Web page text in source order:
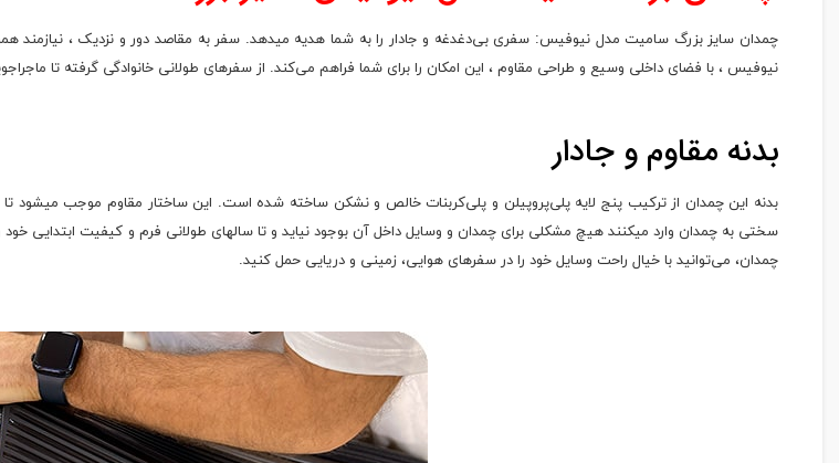
چمدان سایز بزرگ سامیت مدل نیوفیس: سفری بی‌دغدغه و جادار را به شما هدیه میدهد. سفر به مقاصد دور و نزدیک ، نیازمند
نیوفیس ، با فضای داخلی وسیع و طراحی مقاوم ، این امکان را برای شما فراهم می‌کند. از سفرهای طولانی خانوادگی گرفته تا
بدنه مقاوم و جادار
بدنه این چمدان از ترکیب پنج لایه پلی‌پروپیلن و پلی‌کربنات خالص و نشکن ساخته شده است. این ساختار مقاوم موجب میشود تا
سختی به چمدان وارد میکنند هیچ مشکلی برای چمدان و وسایل داخل آن بوجود نیاید و تا سالهای طولانی فرم و کیفیت ابتدایی
چمدان، می‌توانید با خیال راحت وسایل خود را در سفرهای هوایی، زمینی و دریایی حمل کنید.